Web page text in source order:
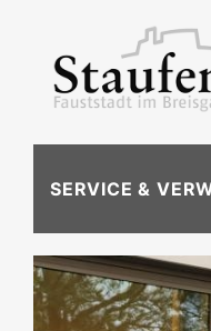
SERVICE &